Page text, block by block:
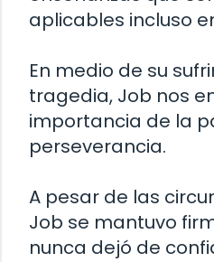
aplicables incluso
En medio de su
tragedia, Job nos
importancia de la
perseverancia.
A pesar de las
Job se mantuvo
nunca dejó de